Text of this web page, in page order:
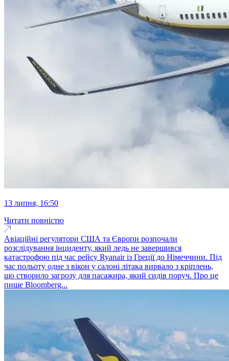
13 липня, 16:50
Читати повністю
Авіаційні регулятори США та Європи розпочали
розслідування інциденту, який ледь не завершився
катастрофою під час рейсу Ryanair із Греції до Німеччини. Під
час польоту одне з вікон у салоні літака вирвало з кріплень,
що створило загрозу для пасажира, який сидів поруч. Про це
пише Bloomberg...